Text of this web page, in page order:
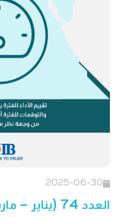
2025-06-30
العدد 74 (يناير – مارس 2025)